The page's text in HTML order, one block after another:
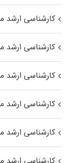
کارشناسی ارشد
کارشناسی ارشد
کارشناسی
کارشناسی
کارشناسی ارشد